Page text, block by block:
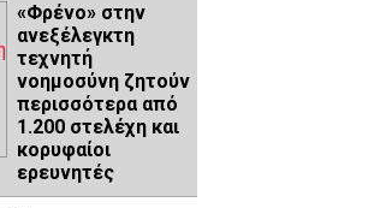
«Φρένο» στην
ανεξέλεγκτη
τεχνητή
νοημοσύνη ζητούν
περισσότερα από
1.200 στελέχη και
κορυφαίοι
ερευνητές